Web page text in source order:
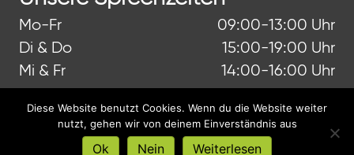
Mo-Fr
09:00-13:00 Uhr
Di & Do
15:00-19:00 Uhr
Mi & Fr
14:00-16:00 Uhr
© 2026 Dr. Helene Krause - Dermatologische
Diese Website benutzt Cookies. Wenn du die Website weiter
nutzt, gehen wir von deinem Einverständnis aus
Ok Nein Weiterlesen